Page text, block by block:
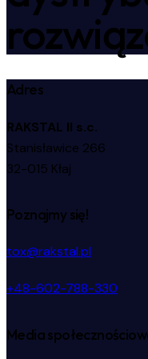
Adres
RAKSTAL II s.c.
Stanisławice 266
32-015 Kłaj
Poznajmy się!
tox@rakstal.pl
+48-602-788-330
Media